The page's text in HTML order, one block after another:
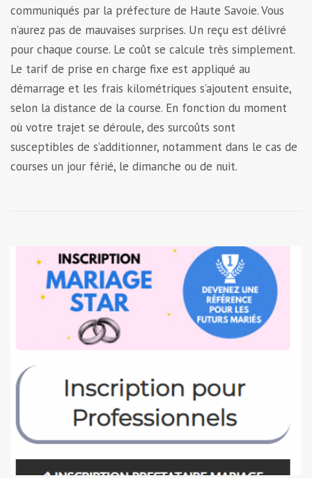
communiqués par la préfecture de Haute Savoie. Vous
n’aurez pas de mauvaises surprises. Un reçu est délivré
pour chaque course. Le coût se calcule très simplement.
Le tarif de prise en charge fixe est appliqué au
démarrage et les frais kilométriques s’ajoutent ensuite,
selon la distance de la course. En fonction du moment
où votre trajet se déroule, des surcoûts sont
susceptibles de s’additionner, notamment dans le cas de
courses un jour férié, le dimanche ou de nuit.